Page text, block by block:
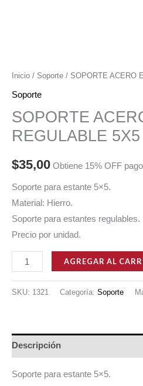
Inicio / Soporte / SOPORTE ACERO
Soporte
SOPORTE
REGULABLE 5X5
$35,00 Obtiene 15% OFF
Soporte para estante 5×5.
Material: Hierro.
Soporte para estantes regulables.
Precio por unidad.
SOPORTE
ACERO
ESTANTE
cantidad
AGREGAR AL
SKU: 1321 Categoría: Soporte
Descripción
Soporte para estante 5×5.